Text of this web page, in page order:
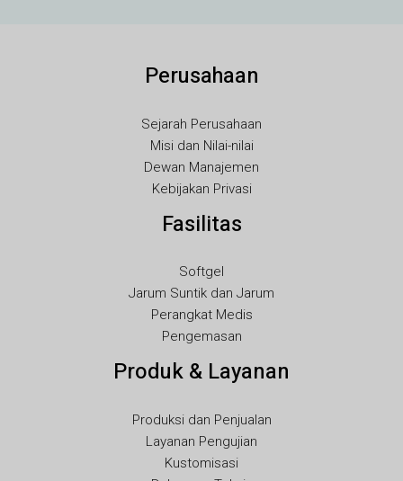
Perusahaan
Sejarah Perusahaan
Misi dan Nilai-nilai
Dewan Manajemen
Kebijakan Privasi
Fasilitas
Softgel
Jarum Suntik dan Jarum
Perangkat Medis
Pengemasan
Produk & Layanan
Produksi dan Penjualan
Layanan Pengujian
Kustomisasi